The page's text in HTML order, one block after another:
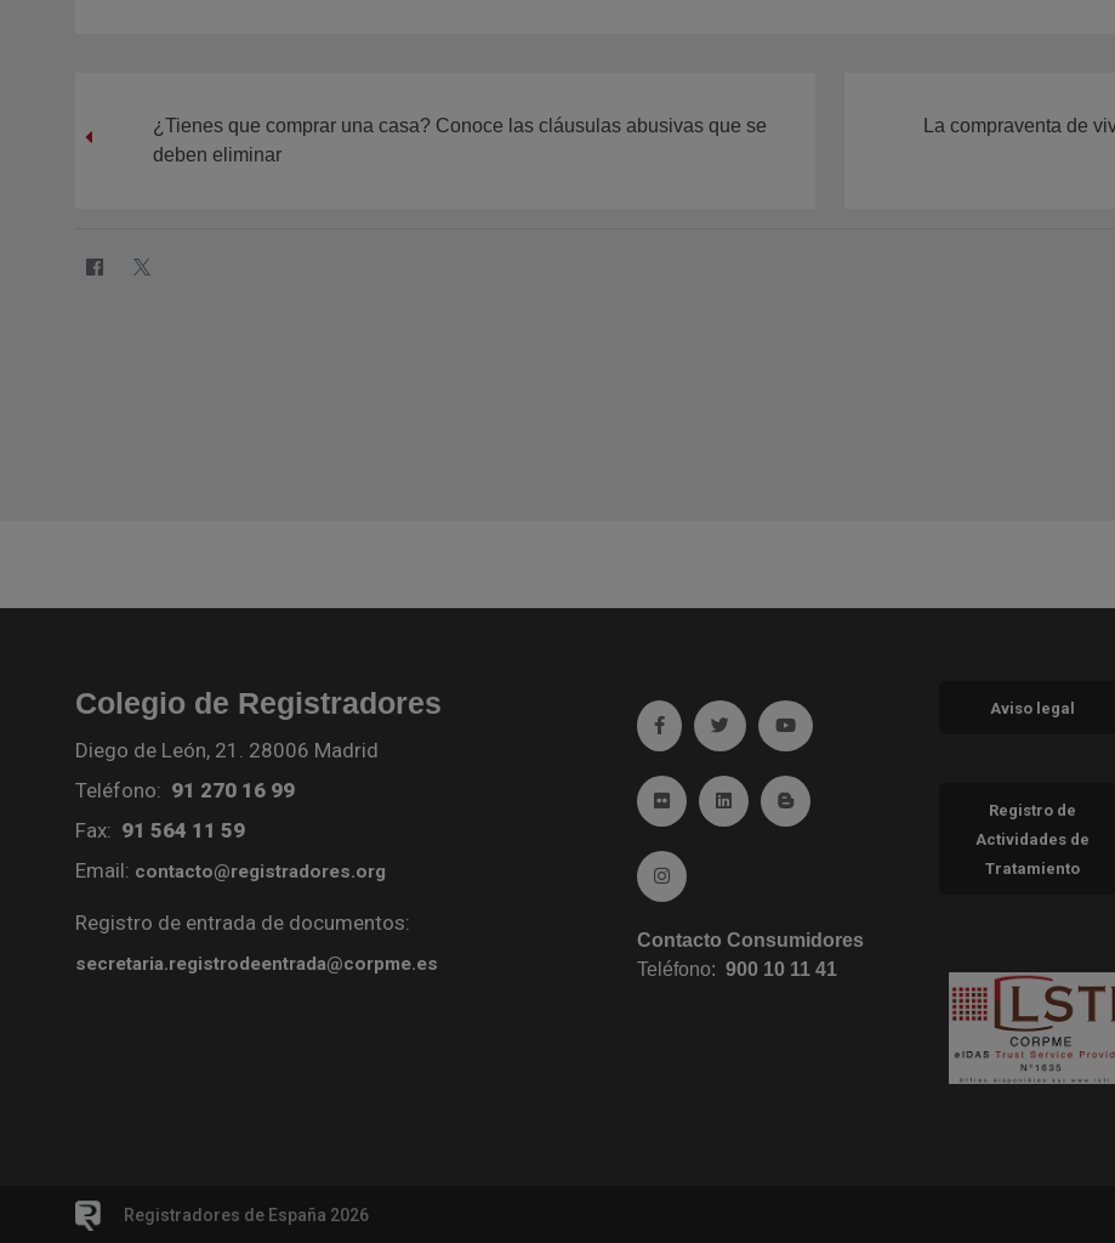
¿Tienes que comprar una casa? Conoce las cláusulas abusivas que se
deben eliminar
La compraventa de
Colegio de Registradores
Diego de León, 21. 28006 Madrid
Teléfono: 91 270 16 99
Fax: 91 564 11 59
Email: contacto@registradores.org
Registro de entrada de documentos:
secretaria.registrodeentrada@corpme.es
Ir a facebook (abre en ventana nueva)
Ir a twitter (abre en ventana nueva)
Ir a YouTube (abre en ventana nueva)
Ir a Flickr (abre en ventana nueva)
Ir a Linkedin (abre en ventana nueva)
Ir al Blog (abre en ventana nueva)
Ir a Instagram (abre en ventana nueva)
Contacto Consumidores
Teléfono:900 10 11 41
Aviso legal
Registro de
Actividades de
Tratamiento
Registradores de España 2026